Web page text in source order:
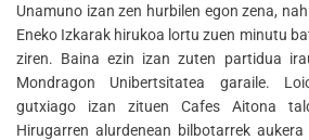
Unamuno izan zen hurbilen egon zena,
Eneko Izkarak hirukoa lortu zuen minutu
ziren. Baina ezin izan zuten partidua
Mondragon Unibertsitatea garaile.
gutxiago izan zituen Cafes Aitona
Hirugarren alurdenean bilbotarrek